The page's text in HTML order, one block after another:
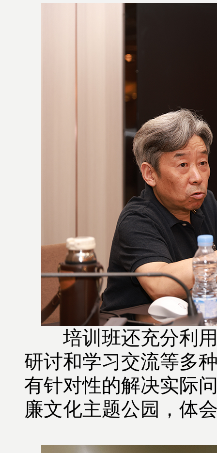
培训班还充分利用
研讨和学习交流等多
有针对性的解决实际
廉文化主题公园，体